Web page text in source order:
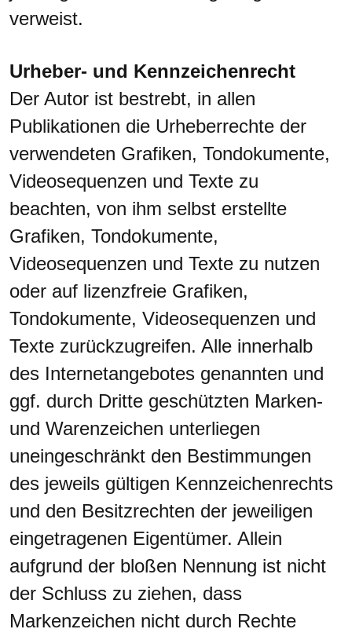
verweist.
Urheber- und Kennzeichenrecht
Der Autor ist bestrebt, in allen
Publikationen die Urheberrechte der
verwendeten Grafiken, Tondokumente,
Videosequenzen und Texte zu
beachten, von ihm selbst erstellte
Grafiken, Tondokumente,
Videosequenzen und Texte zu nutzen
oder auf lizenzfreie Grafiken,
Tondokumente, Videosequenzen und
Texte zurückzugreifen. Alle innerhalb
des Internetangebotes genannten und
ggf. durch Dritte geschützten Marken-
und Warenzeichen unterliegen
uneingeschränkt den Bestimmungen
des jeweils gültigen Kennzeichenrechts
und den Besitzrechten der jeweiligen
eingetragenen Eigentümer. Allein
aufgrund der bloßen Nennung ist nicht
der Schluss zu ziehen, dass
Markenzeichen nicht durch Rechte